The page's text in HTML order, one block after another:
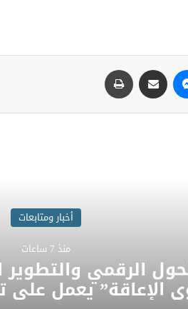
أخبار ومتابعات
منذ 7 ساعات
الرقمي
الإعاقة” يعمل على